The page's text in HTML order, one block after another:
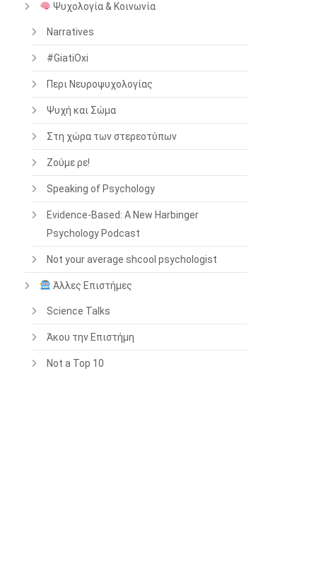
Ψυχολογία & Κοινωνία
Narratives
#GiatiOxi
Περι Νευροψυχολογίας
Ψυχή και Σώμα
Στη χώρα των στερεοτύπων
Ζούμε ρε!
Speaking of Psychology
Evidence-Based: A New Harbinger
Psychology Podcast
Not your average shcool psychologist
Άλλες Επιστήμες
Science Talks
Άκου την Επιστήμη
Not a Top 10